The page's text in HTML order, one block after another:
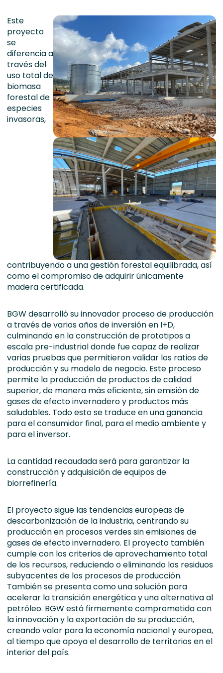
Este
proyecto
se
diferencia a
través del
uso total de
biomasa
forestal de
especies
invasoras,
contribuyendo a una gestión forestal equilibrada, así
como el compromiso de adquirir únicamente
madera certificada.
BGW desarrolló su innovador proceso de producción
a través de varios años de inversión en I+D,
culminando en la construcción de prototipos a
escala pre-industrial donde fue capaz de realizar
varias pruebas que permitieron validar los ratios de
producción y su modelo de negocio. Este proceso
permite la producción de productos de calidad
superior, de manera más eficiente, sin emisión de
gases de efecto invernadero y productos más
saludables. Todo esto se traduce en una ganancia
para el consumidor final, para el medio ambiente y
para el inversor.
La cantidad recaudada será para garantizar la
construcción y adquisición de equipos de
biorrefinería.
El proyecto sigue las tendencias europeas de
descarbonización de la industria, centrando su
producción en procesos verdes sin emisiones de
gases de efecto invernadero. El proyecto también
cumple con los criterios de aprovechamiento total
de los recursos, reduciendo o eliminando los residuos
subyacentes de los procesos de producción.
También se presenta como una solución para
acelerar la transición energética y una alternativa al
petróleo. BGW está firmemente comprometida con
la innovación y la exportación de su producción,
creando valor para la economía nacional y europea,
al tiempo que apoya el desarrollo de territorios en el
interior del país.